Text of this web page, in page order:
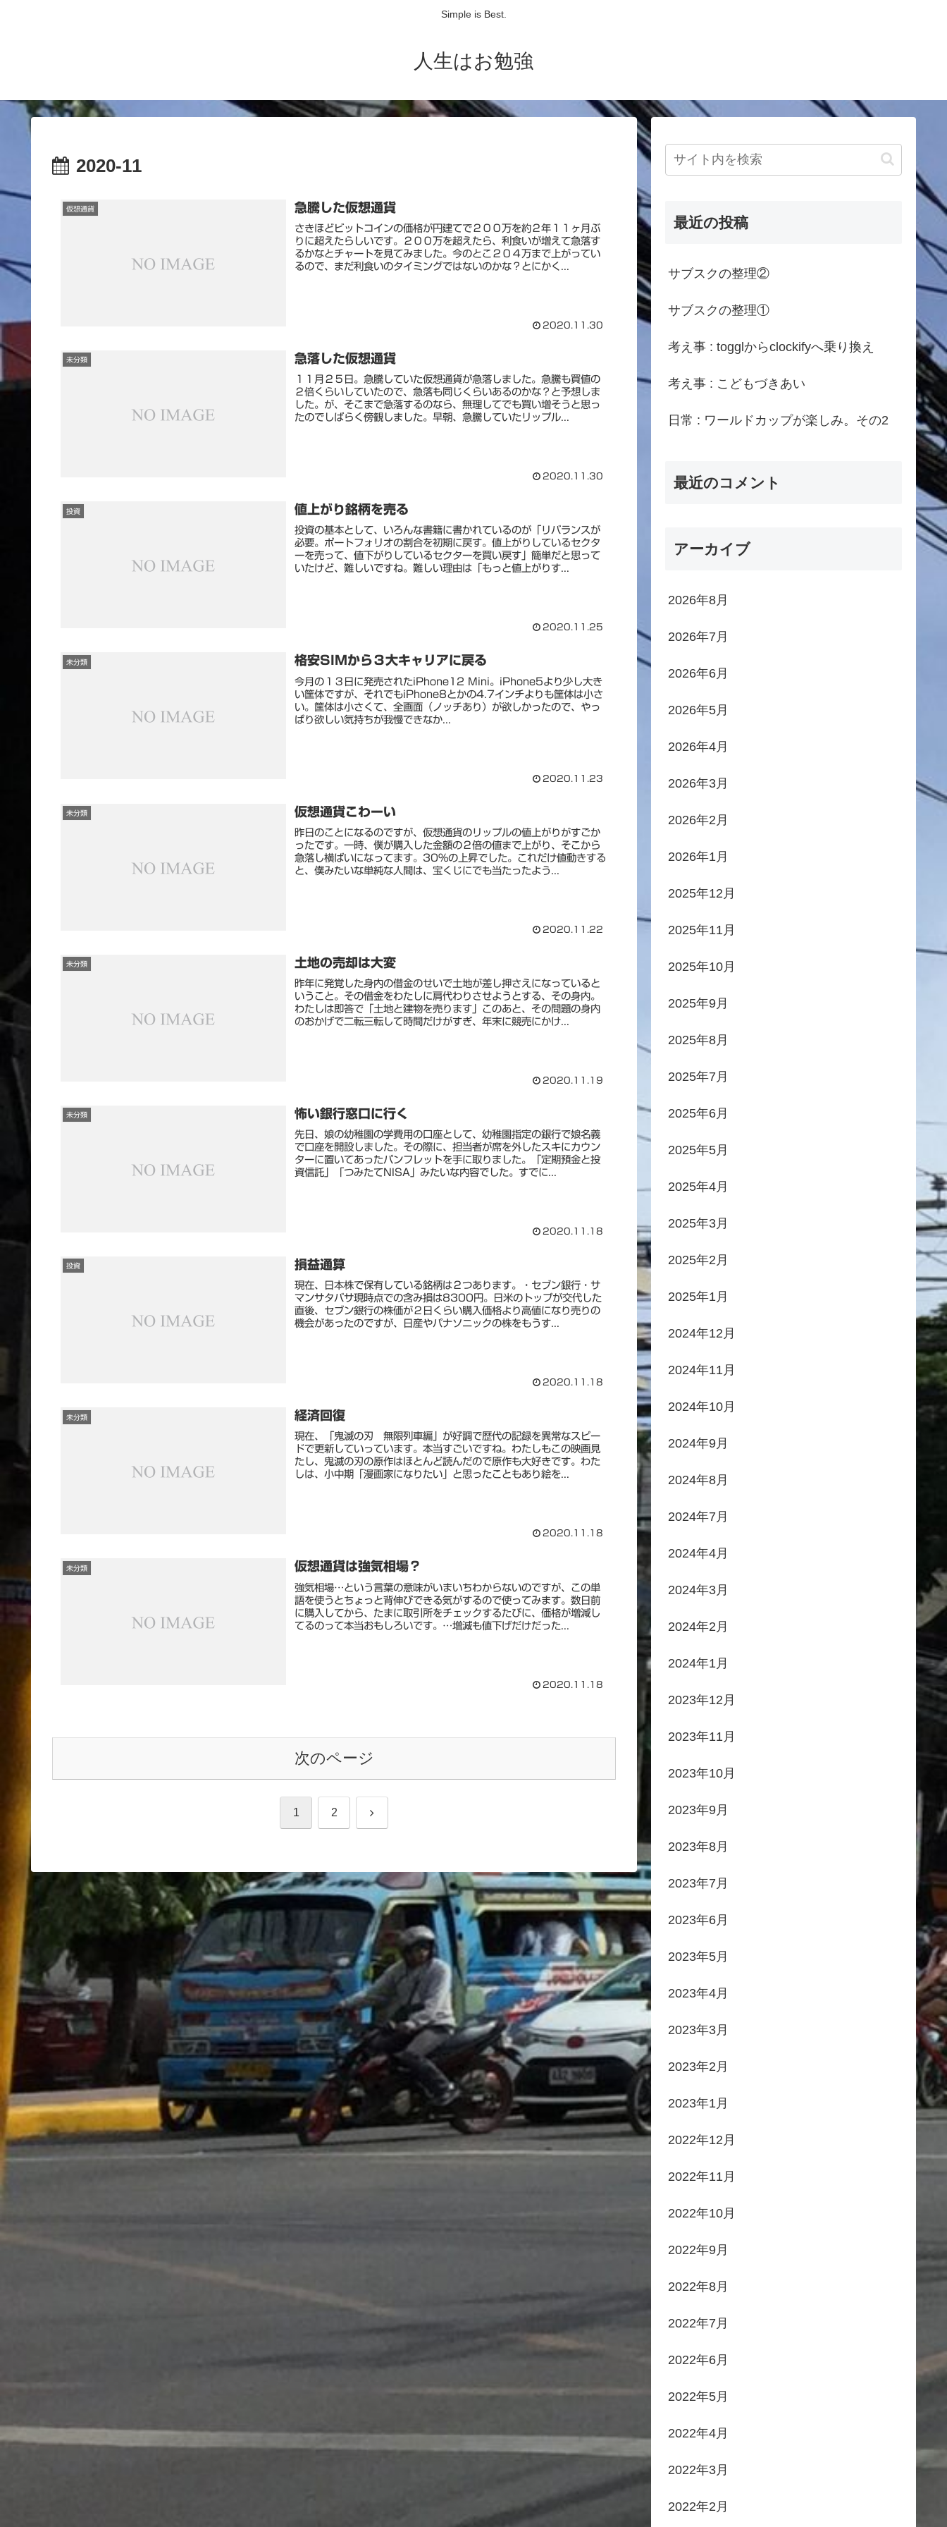
Simple is Best.
人生はお勉強
2020-11
仮想通貨 急騰した仮想通貨
さきほどビットコインの価格が円建てで２００万を約２年１１ヶ月ぶ
りに超えたらしいです。２００万を超えたら、利食いが増えて急落す
るかなとチャートを見てみました。今のとこ２０４万まで上がってい
るので、まだ利食いのタイミングではないのかな？とにかく...
2020.11.30
未分類 急落した仮想通貨
１１月２５日。急騰していた仮想通貨が急落しました。急騰も買値の
２倍くらいしていたので、急落も同じくらいあるのかな？と予想しま
した。が、そこまで急落するのなら、無理してでも買い増そうと思っ
たのでしばらく傍観しました。早朝、急騰していたリップル...
2020.11.30
投資 値上がり銘柄を売る
投資の基本として、いろんな書籍に書かれているのが「リバランスが
必要。ポートフォリオの割合を初期に戻す。値上がりしているセクタ
ーを売って、値下がりしているセクターを買い戻す」簡単だと思って
いたけど、難しいですね。難しい理由は「もっと値上がりす...
2020.11.25
未分類 格安SIMから３大キャリアに戻る
今月の１３日に発売されたiPhone12 Mini。iPhone5より少し大き
い筐体ですが、それでもiPhone8とかの4.7インチよりも筐体は小さ
い。筐体は小さくて、全画面（ノッチあり）が欲しかったので、やっ
ぱり欲しい気持ちが我慢できなか...
2020.11.23
未分類 仮想通貨こわーい
昨日のことになるのですが、仮想通貨のリップルの値上がりがすごか
ったです。一時、僕が購入した金額の２倍の値まで上がり、そこから
急落し横ばいになってます。30%の上昇でした。これだけ値動きする
と、僕みたいな単純な人間は、宝くじにでも当たったよう...
2020.11.22
未分類 土地の売却は大変
昨年に発覚した身内の借金のせいで土地が差し押さえになっていると
いうこと。その借金をわたしに肩代わりさせようとする、その身内。
わたしは即答で「土地と建物を売ります」このあと、その問題の身内
のおかげで二転三転して時間だけがすぎ、年末に競売にかけ...
2020.11.19
未分類 怖い銀行窓口に行く
先日、娘の幼稚園の学費用の口座として、幼稚園指定の銀行で娘名義
で口座を開設しました。その際に、担当者が席を外したスキにカウン
ターに置いてあったパンフレットを手に取りました。「定期預金と投
資信託」「つみたてNISA」みたいな内容でした。すでに...
2020.11.18
投資 損益通算
現在、日本株で保有している銘柄は２つあります。・セブン銀行・サ
マンサタバサ現時点での含み損は8300円。日米のトップが交代した
直後、セブン銀行の株価が２日くらい購入価格より高値になり売りの
機会があったのですが、日産やパナソニックの株をもうす...
2020.11.18
未分類 経済回復
現在、「鬼滅の刃 無限列車編」が好調で歴代の記録を異常なスピー
ドで更新していっています。本当すごいですね。わたしもこの映画見
たし、鬼滅の刃の原作はほとんど読んだので原作も大好きです。わた
しは、小中期「漫画家になりたい」と思ったこともあり絵を...
2020.11.18
未分類 仮想通貨は強気相場？
強気相場…という言葉の意味がいまいちわからないのですが、この単
語を使うとちょっと背伸びできる気がするので使ってみます。数日前
に購入してから、たまに取引所をチェックするたびに、価格が増減し
てるのって本当おもしろいです。…増減も値下げだけだった...
2020.11.18
次のページ
1 2 次
最近の投稿
サブスクの整理②
サブスクの整理①
考え事 : togglからclockifyへ乗り換え
考え事 : こどもづきあい
日常 : ワールドカップが楽しみ。その2
最近のコメント
アーカイブ
2026年8月
2026年7月
2026年6月
2026年5月
2026年4月
2026年3月
2026年2月
2026年1月
2025年12月
2025年11月
2025年10月
2025年9月
2025年8月
2025年7月
2025年6月
2025年5月
2025年4月
2025年3月
2025年2月
2025年1月
2024年12月
2024年11月
2024年10月
2024年9月
2024年8月
2024年7月
2024年4月
2024年3月
2024年2月
2024年1月
2023年12月
2023年11月
2023年10月
2023年9月
2023年8月
2023年7月
2023年6月
2023年5月
2023年4月
2023年3月
2023年2月
2023年1月
2022年12月
2022年11月
2022年10月
2022年9月
2022年8月
2022年7月
2022年6月
2022年5月
2022年4月
2022年3月
2022年2月